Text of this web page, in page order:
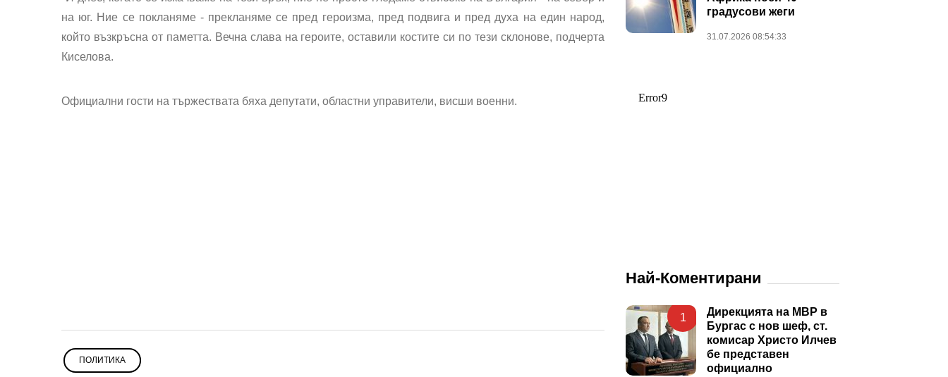
на юг. Ние се покланяме - прекланяме се пред героизма, пред подвига и пред духа на един народ,
който възкръсна от паметта. Вечна слава на героите, оставили костите си по тези склонове, подчерта
Киселова.
Официални гости на тържествата бяха депутати, областни управители, висши военни.
ПОЛИТИКА
градусови жеги
31.07.2026 08:54:33
Най-Коментирани
1
Дирекцията на МВР в
Бургас с нов шеф, ст.
комисар Христо Илчев
бе представен
официално